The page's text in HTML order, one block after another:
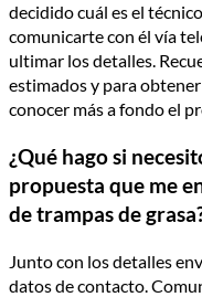
decidido cuál es el
comunicarte con él vía
ultimar los detalles.
estimados y para
conocer más a fondo el
¿Qué hago si
propuesta que me
de trampas de
Junto con los detalles
datos de contacto.